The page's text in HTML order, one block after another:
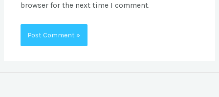
browser for the next time I comment.